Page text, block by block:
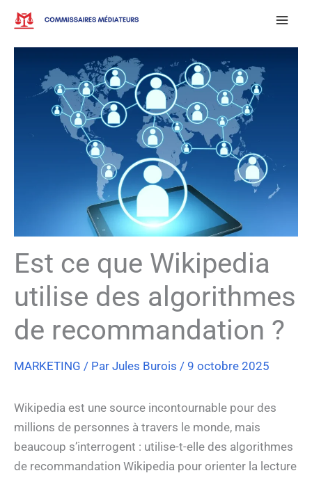
Aller
contenu
Est ce que Wikipedia
utilise des algorithmes
de recommandation ?
MARKETING / Par Jules Burois / 9 octobre 2025
Wikipedia est une source incontournable pour des
millions de personnes à travers le monde, mais
beaucoup s’interrogent : utilise-t-elle des algorithmes
de recommandation Wikipedia pour orienter la lecture